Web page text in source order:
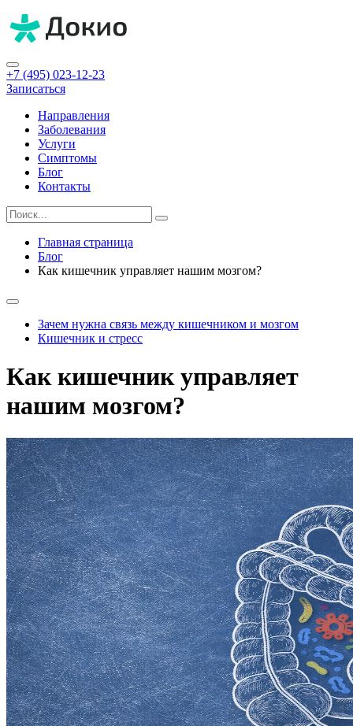
+7 (495) 023-12-23
Записаться
Направления
Заболевания
Услуги
Симптомы
Блог
Контакты
Главная страница
Блог
Как кишечник управляет нашим мозгом?
Зачем нужна связь между кишечником и мозгом
Кишечник и стресс
Как кишечник управляет
нашим мозгом?